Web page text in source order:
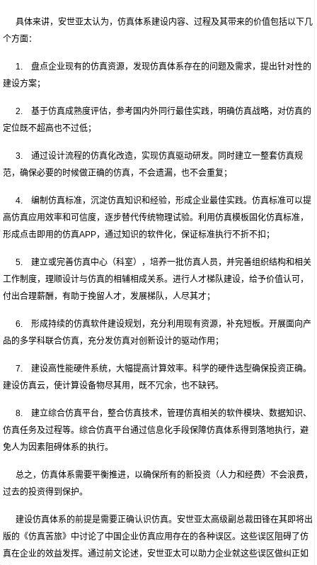
具体来讲，安世亚太认为，仿真体系建设内容、过程及其带来的价值包括以下几
个方面：
1. 盘点企业现有的仿真资源，发现仿真体系存在的问题及需求，提出针对性的
建设方案；
2. 基于仿真成熟度评估，参考国内外同行最佳实践，明确仿真战略，对仿真的
定位既不超高也不过低；
3. 通过设计流程的仿真化改造，实现仿真驱动研发。同时建立一整套仿真规
范，确保必要的时候做正确的仿真，不会遗漏，也不会重复；
4. 编制仿真标准，沉淀仿真知识和经验，形成企业最佳实践。仿真标准可以提
高仿真应用效率和可信度，逐步替代传统物理试验。利用仿真模板固化仿真标准，
形成点击即用的仿真APP，通过知识的软件化，保证标准执行不折不扣；
5. 建立或完善仿真中心（科室），培养一批仿真人员，并完善组织结构和相关
工作制度，理顺设计与仿真的相辅相成关系。进行人才梯队建设，给予价值认可，
付出合理薪酬，有助于挽留人才，发展梯队，人尽其才；
6. 形成持续的仿真软件建设规划，充分利用现有资源，补充短板。开展面向产
品的多学科联合仿真，充分发仿真对创新设计的驱动作用；
7. 建设高性能硬件系统，大幅提高计算效率。科学的硬件选型确保投资正确。
建设仿真云，使计算设备物尽其用，既不冗余，也不缺钙。
8. 建立综合仿真平台，整合仿真技术，管理仿真相关的软件模块、数据知识、
仿真任务及过程等。综合仿真平台通过信息化手段保障仿真体系得到落地执行，避
免人为因素阻碍体系的执行。
总之，仿真体系需要平衡推进，以确保所有的新投资（人力和经费）不会浪费，
过去的投资得到保护。
建设仿真体系的前提是需要正确认识仿真。安世亚太高级副总裁田锋在其即将出
版的《仿真苦旅》中讨论了中国企业仿真应用存在的各种误区。这些误区阻碍了仿
真在企业的效益发挥。通过前文论述，安世亚太可以助力企业就这些误区做纠正如